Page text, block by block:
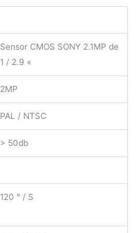
Sensor CMOS SONY 2.1MP de
1 / 2.9 «
2MP
PAL / NTSC
> 50db
120 ° / S